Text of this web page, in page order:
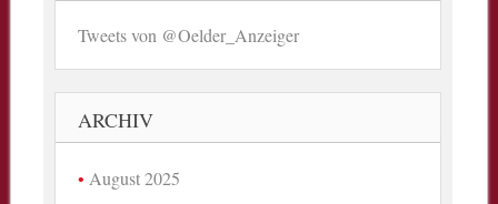
Tweets von @Oelder_Anzeiger
ARCHIV
August 2025